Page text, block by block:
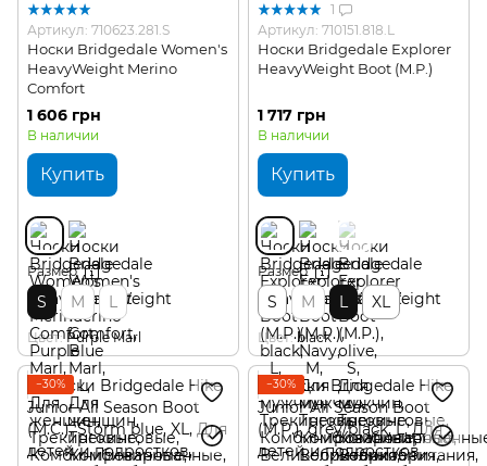
Артикул: 710623.281.S
Носки Bridgedale Women's
HeavyWeight Merino
Comfort
1 606 грн
В наличии
Купить
Размер
S M L
Цвет Purple Marl
1
Артикул: 710151.818.L
Носки Bridgedale Explorer
HeavyWeight Boot (M.P.)
1 717 грн
В наличии
Купить
Размер
S M L XL
Цвет black
−30% −30%